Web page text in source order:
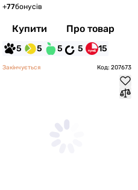
+77бонусів
Купити Про товар
5 5 5 5 15
Закінчується Код: 207673